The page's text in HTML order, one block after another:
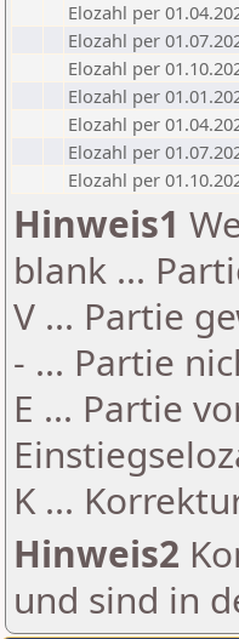
Elozahl per
Elozahl per
Elozahl per
Elozahl per
Elozahl per
Elozahl per
Elozahl per
Hinweis1
blank ...
V ... Partie
- ... Partie
E ... Partie
K ...
Hinweis2
und sind in